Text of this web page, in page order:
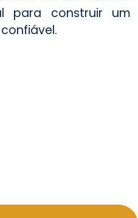
para construir um